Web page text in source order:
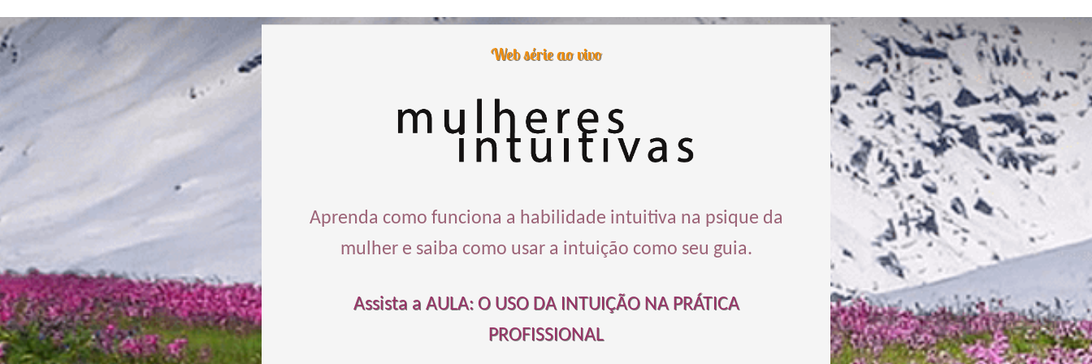
Web série ao vivo
Aprenda como funciona a habilidade intuitiva na psique da
mulher e saiba como usar a intuição como seu guia.
Assista a AULA: O USO DA INTUIÇÃO NA PRÁTICA
PROFISSIONAL